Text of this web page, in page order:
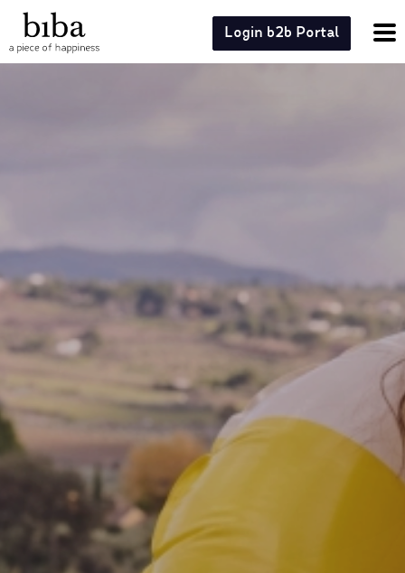
Login b2b Portal